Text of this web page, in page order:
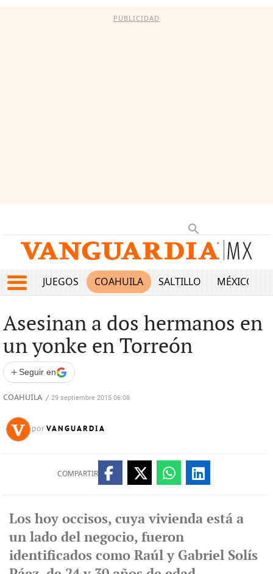
PUBLICIDAD
JUEGOS COAHUILA SALTILLO MÉXICO
Asesinan a dos hermanos en
un yonke en Torreón
+ Seguir en
COAHUILA / 29 septiembre 2015 06:08
por VANGUARDIA
COMPARTIR
Los hoy occisos, cuya vivienda está a
un lado del negocio, fueron
identificados como Raúl y Gabriel Solís